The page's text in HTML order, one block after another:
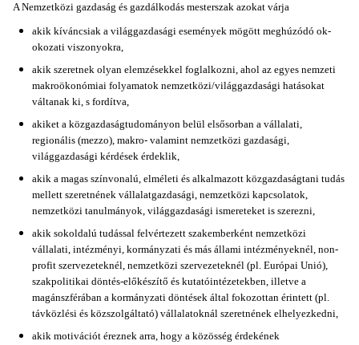
A Nemzetközi gazdaság és gazdálkodás mesterszak azokat várja
akik kíváncsiak a világgazdasági események mögött meghúzódó ok-
okozati viszonyokra,
akik szeretnek olyan elemzésekkel foglalkozni, ahol az egyes nemzeti
makroökonómiai folyamatok nemzetközi/világgazdasági hatásokat
váltanak ki, s fordítva,
akiket a közgazdaságtudományon belül elsősorban a vállalati,
regionális (mezzo), makro- valamint nemzetközi gazdasági,
világgazdasági kérdések érdeklik,
akik a magas színvonalú, elméleti és alkalmazott közgazdaságtani tudás
mellett szeretnének vállalatgazdasági, nemzetközi kapcsolatok,
nemzetközi tanulmányok, világgazdasági ismereteket is szerezni,
akik sokoldalú tudással felvértezett szakemberként nemzetközi
vállalati, intézményi, kormányzati és más állami intézményeknél, non-
profit szervezeteknél, nemzetközi szervezeteknél (pl. Európai Unió),
szakpolitikai döntés-előkészítő és kutatóintézetekben, illetve a
magánszférában a kormányzati döntések által fokozottan érintett (pl.
távközlési és közszolgáltató) vállalatoknál szeretnének elhelyezkedni,
akik motivációt éreznek arra, hogy a közösség érdekének